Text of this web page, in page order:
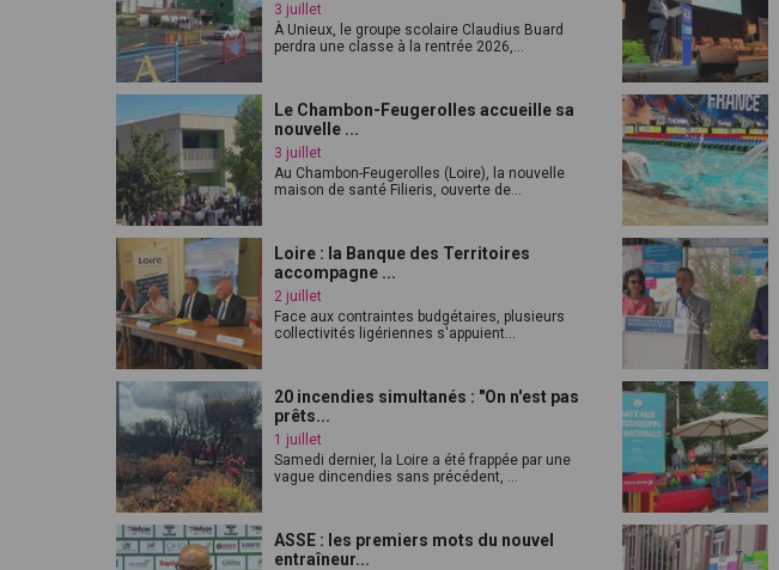
3 juillet
À Unieux, le groupe scolaire Claudius Buard
perdra une classe à la rentrée 2026,...
Le Chambon-Feugerolles accueille sa
nouvelle ...
3 juillet
Au Chambon-Feugerolles (Loire), la nouvelle
maison de santé Filieris, ouverte de...
Loire : la Banque des Territoires
accompagne ...
2 juillet
Face aux contraintes budgétaires, plusieurs
collectivités ligériennes s'appuient...
20 incendies simultanés : "On n'est pas
prêts...
1 juillet
Samedi dernier, la Loire a été frappée par une
vague dincendies sans précédent, ...
ASSE : les premiers mots du nouvel
entraîneur...